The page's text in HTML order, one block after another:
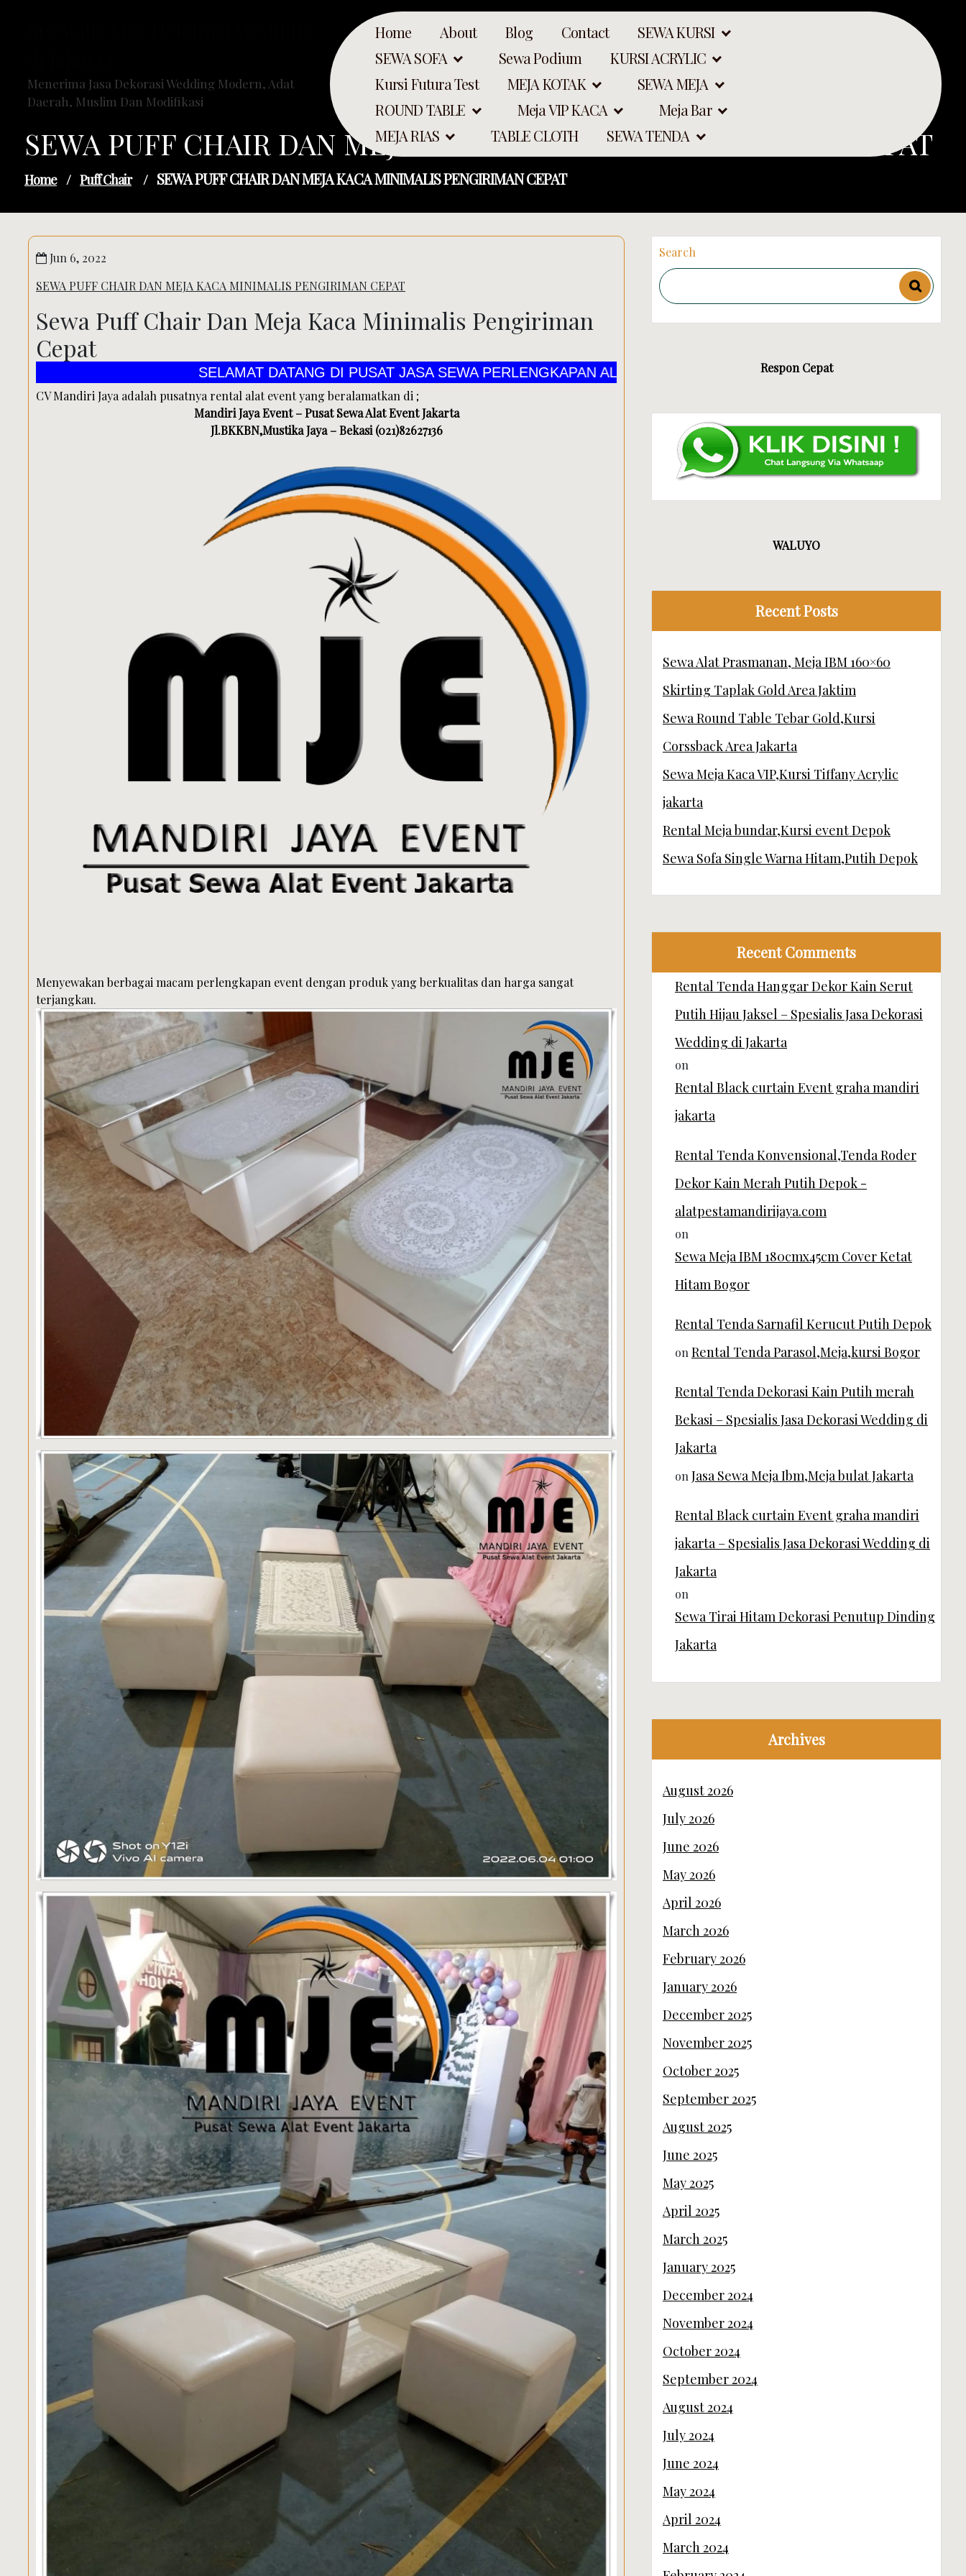
Menerima Jasa Dekorasi Wedding Modern, Adat
Daerah, Muslim Dan Modifikasi
Home About Blog Contact
SEWA KURSI
SEWA SOFA
Sewa Podium
KURSI ACRYLIC
Kursi Futura Test
MEJA KOTAK
SEWA MEJA
ROUND TABLE
Meja VIP KACA
Meja Bar
MEJA RIAS
TABLE CLOTH SEWA TENDA
SEWA PUFF CHAIR DAN MEJA KACA MINIMALIS PENGIRIMAN CEPAT
Home / Puff Chair / SEWA PUFF CHAIR DAN MEJA KACA MINIMALIS PENGIRIMAN CEPAT
Jun 6, 2022
SEWA PUFF CHAIR DAN MEJA KACA MINIMALIS PENGIRIMAN CEPAT
Sewa Puff Chair Dan Meja Kaca Minimalis Pengiriman
Cepat
SELAMAT DATANG DI PUSAT JASA SEWA PERLENGKAPAN ALAT PESTA CV MANDIRI JAYA EVENT
CV Mandiri Jaya adalah pusatnya rental alat event yang beralamatkan di ;
Mandiri Jaya Event – Pusat Sewa Alat Event Jakarta
Jl.BKKBN,Mustika Jaya – Bekasi (021)82627136
Menyewakan berbagai macam perlengkapan event dengan produk yang berkualitas dan harga sangat
terjangkau.
Search
Respon Cepat
WALUYO
Recent Posts
Sewa Alat Prasmanan, Meja IBM 160×60
Skirting Taplak Gold Area Jaktim
Sewa Round Table Tebar Gold,Kursi
Corssback Area Jakarta
Sewa Meja Kaca VIP,Kursi Tiffany Acrylic
jakarta
Rental Meja bundar,Kursi event Depok
Sewa Sofa Single Warna Hitam,Putih Depok
Recent Comments
Rental Tenda Hanggar Dekor Kain Serut
Putih Hijau Jaksel – Spesialis Jasa Dekorasi
Wedding di Jakarta
on
Rental Black curtain Event graha mandiri
jakarta
Rental Tenda Konvensional,Tenda Roder
Dekor Kain Merah Putih Depok -
alatpestamandirijaya.com
on
Sewa Meja IBM 180cmx45cm Cover Ketat
Hitam Bogor
Rental Tenda Sarnafil Kerucut Putih Depok
on Rental Tenda Parasol,Meja,kursi Bogor
Rental Tenda Dekorasi Kain Putih merah
Bekasi – Spesialis Jasa Dekorasi Wedding di
Jakarta
on Jasa Sewa Meja Ibm,Meja bulat Jakarta
Rental Black curtain Event graha mandiri
jakarta – Spesialis Jasa Dekorasi Wedding di
Jakarta
on
Sewa Tirai Hitam Dekorasi Penutup Dinding
Jakarta
Archives
August 2026
July 2026
June 2026
May 2026
April 2026
March 2026
February 2026
January 2026
December 2025
November 2025
October 2025
September 2025
August 2025
June 2025
May 2025
April 2025
March 2025
January 2025
December 2024
November 2024
October 2024
September 2024
August 2024
July 2024
June 2024
May 2024
April 2024
March 2024